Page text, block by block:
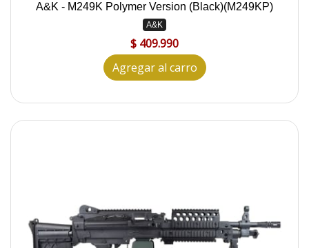
A&K - M249K Polymer Version (Black)(M249KP)
A&K
$ 409.990
Agregar al carro